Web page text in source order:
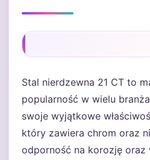
Stal nierdzewna 21 CT to
popularność w wielu
swoje wyjątkowe
który zawiera chrom oraz
odporność na korozję oraz